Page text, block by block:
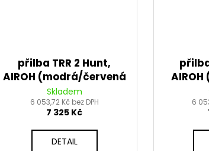
přilba TRR 2 Hunt,
AIROH (modrá/červená
lesklá) 2026
Skladem
6 053,72 Kč bez DPH
7 325 Kč
DETAIL
6